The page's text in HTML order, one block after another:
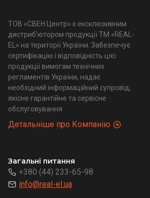
ТОВ «СВЕН Центр» є ексклюзивним
дистриб'ютором продукції ТМ «REAL-
EL» на території України. Забезпечує
сертифікацію і відповідність цієї
продукції вимогам технічних
регламентів України, надає
необхідний інформаційний супровід,
якісне гарантійне та сервісне
обслуговування
Детальніше про Компанію
Загальні питання
+380 (44) 233-65-98
info@real-el.ua